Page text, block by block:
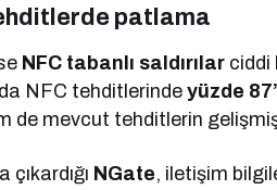
patlama
NFC tabanlı saldırılar ciddi
NFC tehditlerindeyüzde
de mevcut tehditlerin
NGate, iletişim